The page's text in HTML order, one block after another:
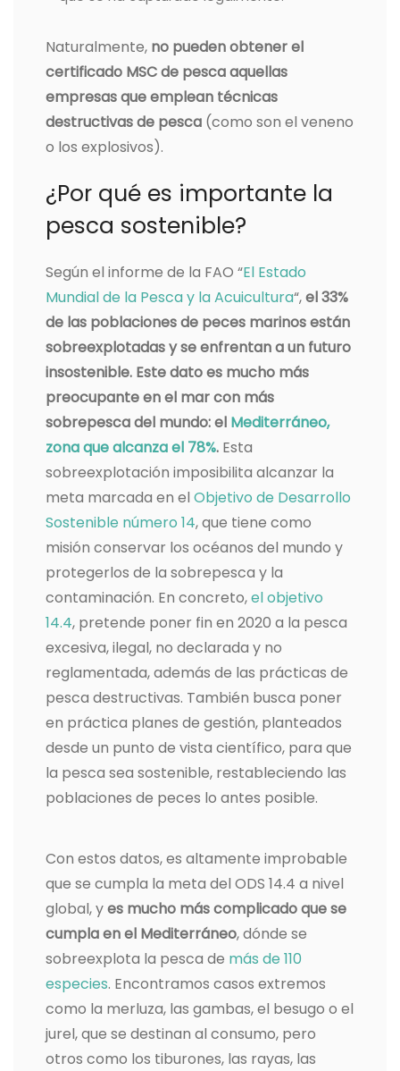
Naturalmente, no pueden obtener el
certificado MSC de pesca aquellas
empresas que emplean técnicas
destructivas de pesca (como son el veneno
o los explosivos).
¿Por qué es importante la
pesca sostenible?
Según el informe de la FAO “El Estado
Mundial de la Pesca y la Acuicultura“,el 33%
de las poblaciones de peces marinos están
sobreexplotadas y se enfrentan a un futuro
insostenible. Este dato es mucho más
preocupante en el mar con más
sobrepesca del mundo: el Mediterráneo,
zona que alcanza el 78%. Esta
sobreexplotación imposibilita alcanzar la
meta marcada en el Objetivo de Desarrollo
Sostenible número 14, que tiene como
misión conservar los océanos del mundo y
protegerlos de la sobrepesca y la
contaminación. En concreto,el objetivo
14.4, pretende poner fin en 2020 a la pesca
excesiva, ilegal, no declarada y no
reglamentada, además de las prácticas de
pesca destructivas. También busca poner
en práctica planes de gestión, planteados
desde un punto de vista científico, para que
la pesca sea sostenible, restableciendo las
poblaciones de peces lo antes posible.
Con estos datos, es altamente improbable
que se cumpla la meta del ODS 14.4 a nivel
global, yes mucho más complicado que se
cumpla en el Mediterráneo, dónde se
sobreexplota la pesca de más de 110
especies. Encontramos casos extremos
como la merluza, las gambas, el besugo o el
jurel, que se destinan al consumo, pero
otros como los tiburones, las rayas, las